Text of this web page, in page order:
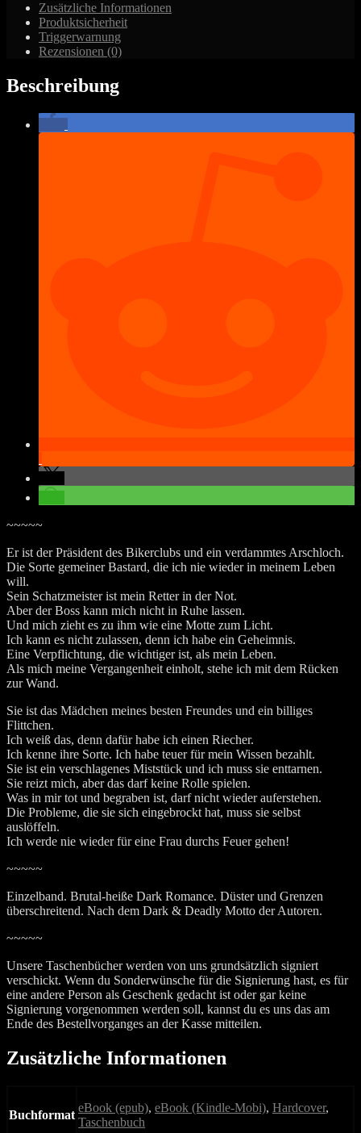
Zusätzliche Informationen
Produktsicherheit
Triggerwarnung
Rezensionen (0)
Beschreibung
~~~~~
Er ist der Präsident des Bikerclubs und ein verdammtes Arschloch.
Die Sorte gemeiner Bastard, die ich nie wieder in meinem Leben
will.
Sein Schatzmeister ist mein Retter in der Not.
Aber der Boss kann mich nicht in Ruhe lassen.
Und mich zieht es zu ihm wie eine Motte zum Licht.
Ich kann es nicht zulassen, denn ich habe ein Geheimnis.
Eine Verpflichtung, die wichtiger ist, als mein Leben.
Als mich meine Vergangenheit einholt, stehe ich mit dem Rücken
zur Wand.
Sie ist das Mädchen meines besten Freundes und ein billiges
Flittchen.
Ich weiß das, denn dafür habe ich einen Riecher.
Ich kenne ihre Sorte. Ich habe teuer für mein Wissen bezahlt.
Sie ist ein verschlagenes Miststück und ich muss sie enttarnen.
Sie reizt mich, aber das darf keine Rolle spielen.
Was in mir tot und begraben ist, darf nicht wieder auferstehen.
Die Probleme, die sie sich eingebrockt hat, muss sie selbst
auslöffeln.
Ich werde nie wieder für eine Frau durchs Feuer gehen!
~~~~~
Einzelband. Brutal-heiße Dark Romance. Düster und Grenzen
überschreitend. Nach dem Dark & Deadly Motto der Autoren.
~~~~~
Unsere Taschenbücher werden von uns grundsätzlich signiert
verschickt. Wenn du Sonderwünsche für die Signierung hast, es für
eine andere Person als Geschenk gedacht ist oder gar keine
Signierung vorgenommen werden soll, kannst du es uns das am
Ende des Bestellvorganges an der Kasse mitteilen.
Zusätzliche Informationen
Buchformat
eBook (epub), eBook (Kindle-Mobi), Hardcover,
Taschenbuch